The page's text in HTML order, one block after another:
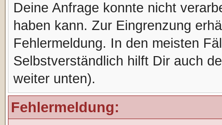
Deine Anfrage konnte nicht
haben kann. Zur Eingrenzung
Fehlermeldung. In den meisten
Selbstverständlich hilft Dir auch
weiter unten).
Fehlermeldung: